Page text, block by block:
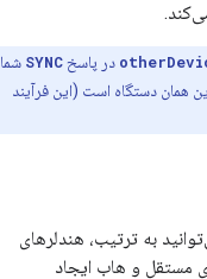
در پاسخSYNC شما
به ترتیب، هندلرهای
مستقل و هاب ایجاد